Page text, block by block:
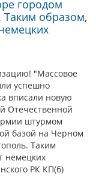
городом
Таким образом,
"Массовое
успешно
вписали новую
Отечественной
штурмом
базой на Черном
Таким
немецких
РК КП(б)